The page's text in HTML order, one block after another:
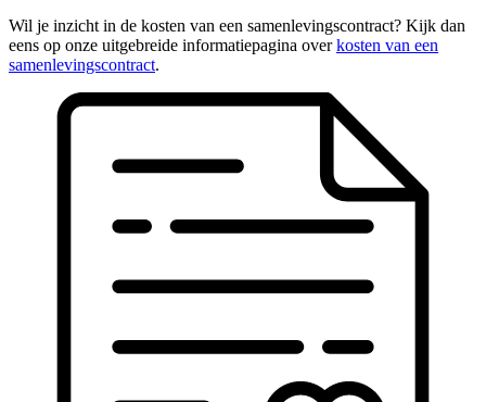
Wil je inzicht in de kosten van een samenlevingscontract? Kijk dan
eens op onze uitgebreide informatiepagina overkosten van een
samenlevingscontract.